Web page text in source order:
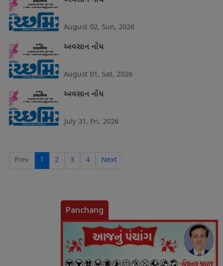
August 02, Sun, 2026
અવસાન નોંધ
August 01, Sat, 2026
અવસાન નોંધ
July 31, Fri, 2026
Prev 1 2 3 4 Next
Panchang